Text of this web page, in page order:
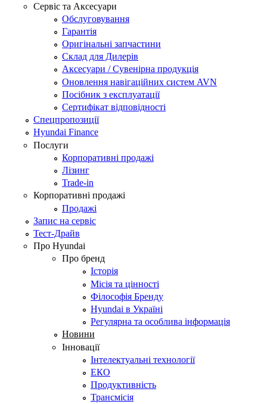
Сервіс та Аксесуари
Обслуговування
Гарантія
Оригінальні запчастини
Склад для Дилерів
Аксесуари / Сувенірна продукція
Оновлення навігаційних систем AVN
Посібник з експлуатації
Сертифікат відповідності
Спецпропозиції
Hyundai Finance
Послуги
Корпоративні продажі
Лізинг
Trade-in
Корпоративні продажі
Продажі
Запис на сервіс
Тест-Драйв
Про Hyundai
Про бренд
Історія
Місія та цінності
Філософія Бренду
Hyundai в Україні
Регулярна та особлива інформація
Новини
Інновації
Інтелектуальні технології
ЕКО
Продуктивність
Трансмісія